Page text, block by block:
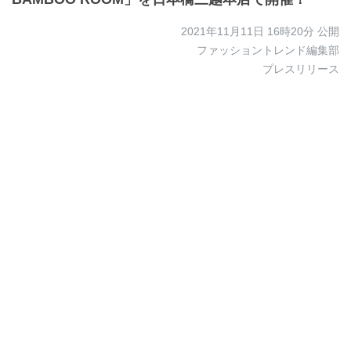
2021年11月11日 16時20分 公開
ファッショントレンド編集部
プレスリリース